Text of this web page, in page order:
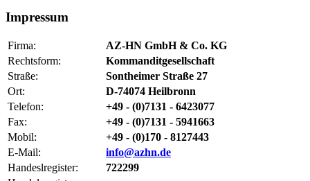
Impressum
Firma:
AZ-HN GmbH & Co. KG
Rechtsform:
Kommanditgesellschaft
Straße:
Sontheimer Straße 27
Ort:
D-74074 Heilbronn
Telefon:
+49 - (0)7131 - 6423077
Fax:
+49 - (0)7131 - 5941663
Mobil:
+49 - (0)170 - 8127443
E-Mail:
info@azhn.de
Handeslregister:
722299